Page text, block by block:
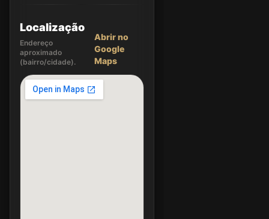
Localização
Endereço
aproximado
(bairro/cidade).
Abrir no
Google
Maps